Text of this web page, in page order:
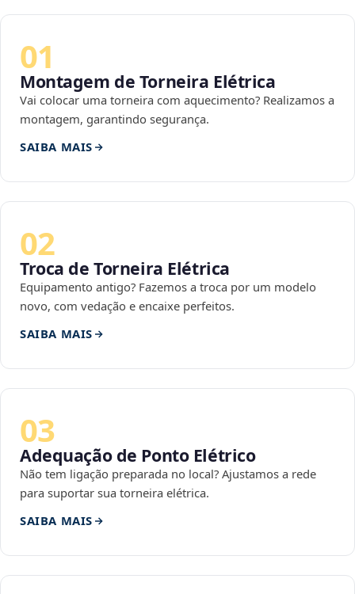
01
Montagem de Torneira Elétrica
Vai colocar uma torneira com aquecimento? Realizamos a
montagem, garantindo segurança.
SAIBA MAIS
02
Troca de Torneira Elétrica
Equipamento antigo? Fazemos a troca por um modelo
novo, com vedação e encaixe perfeitos.
SAIBA MAIS
03
Adequação de Ponto Elétrico
Não tem ligação preparada no local? Ajustamos a rede
para suportar sua torneira elétrica.
SAIBA MAIS